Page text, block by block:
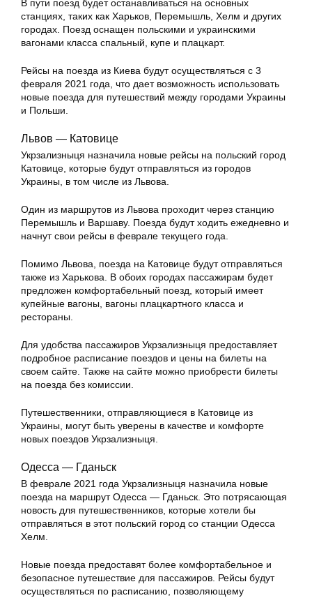
В пути поезд будет останавливаться на основных
станциях, таких как Харьков, Перемышль, Хелм и других
городах. Поезд оснащен польскими и украинскими
вагонами класса спальный, купе и плацкарт.
Рейсы на поезда из Киева будут осуществляться с 3
февраля 2021 года, что дает возможность использовать
новые поезда для путешествий между городами Украины
и Польши.
Львов — Катовице
Укрзализныця назначила новые рейсы на польский город
Катовице, которые будут отправляться из городов
Украины, в том числе из Львова.
Один из маршрутов из Львова проходит через станцию
Перемышль и Варшаву. Поезда будут ходить ежедневно и
начнут свои рейсы в феврале текущего года.
Помимо Львова, поезда на Катовице будут отправляться
также из Харькова. В обоих городах пассажирам будет
предложен комфортабельный поезд, который имеет
купейные вагоны, вагоны плацкартного класса и
рестораны.
Для удобства пассажиров Укрзализныця предоставляет
подробное расписание поездов и цены на билеты на
своем сайте. Также на сайте можно приобрести билеты
на поезда без комиссии.
Путешественники, отправляющиеся в Катовице из
Украины, могут быть уверены в качестве и комфорте
новых поездов Укрзализныця.
Одесса — Гданьск
В феврале 2021 года Укрзализныця назначила новые
поезда на маршрут Одесса — Гданьск. Это потрясающая
новость для путешественников, которые хотели бы
отправляться в этот польский город со станции Одесса
Хелм.
Новые поезда предоставят более комфортабельное и
безопасное путешествие для пассажиров. Рейсы будут
осуществляться по расписанию, позволяющему